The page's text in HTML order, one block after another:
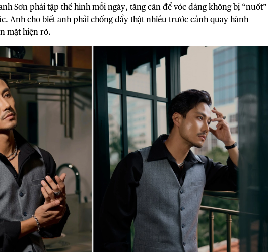
Sơn phải tập thể hình mỗi ngày, tăng cân để vóc dáng không bị “nuốt”
Anh cho biết anh phải chống đẩy thật nhiều trước cảnh quay hành
mặt hiện rõ.